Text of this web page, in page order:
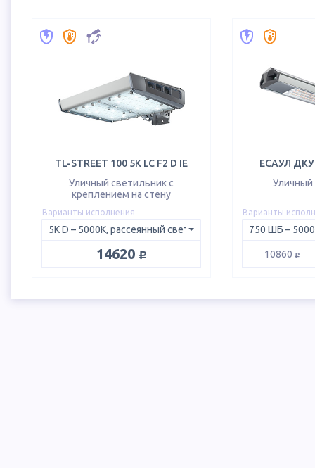
TL-STREET 100 5K LC F2 D IE
Уличный светильник с
креплением на стену
Варианты исполнения
14620 руб.
ЕСАУЛ ДКУ
Уличный
Варианты
10860 руб.